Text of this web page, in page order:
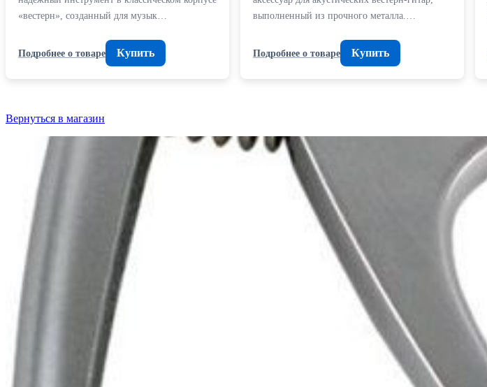
«вестерн», созданный для музык…
Подробнее о товаре Купить
выполненный из прочного металла.…
Подробнее о товаре Купить
Вернуться в магазин